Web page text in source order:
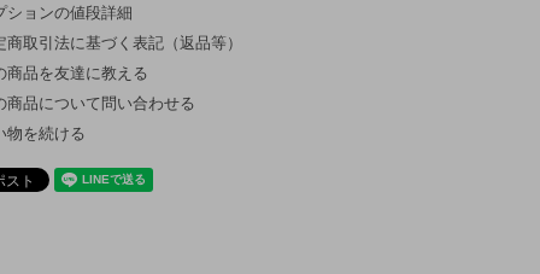
ションの値段詳細
商取引法に基づく表記（返品等）
商品を友達に教える
商品について問い合わせる
物を続ける